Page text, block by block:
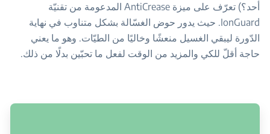
أحد؟) تعرّف على ميزة AntiCrease المدعومة من تقنيّة
IonGuard. حيث يدور حوض الغسّالة بشكل متناوب في نهاية
الدّورة ليبقي الغسيل منعشًا وخاليًا من الطيّات. وهو ما يعني
حاجة أقلّ للكي والمزيد من الوقت لفعل ما تحبّين بدلًا من ذلك.